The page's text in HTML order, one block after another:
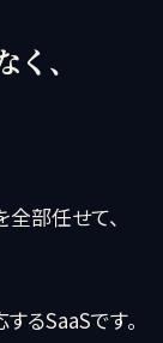
、
部任せて、
るSaaSです。